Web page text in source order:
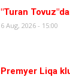
"Turan
6 Aug, 2026 - 15:00
Premyer Liqa